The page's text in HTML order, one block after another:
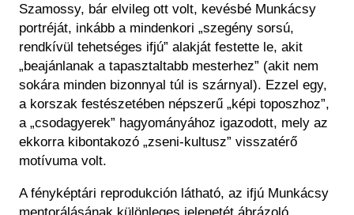
Szamossy, bár elvileg ott volt, kevésbé Munkácsy
portréját, inkább a mindenkori „szegény sorsú,
rendkívül tehetséges ifjú” alakját festette le, akit
„beajánlanak a tapasztaltabb mesterhez” (akit nem
sokára minden bizonnyal túl is szárnyal). Ezzel egy,
a korszak festészetében népszerű „képi toposzhoz”,
a „csodagyerek” hagyományához igazodott, mely az
ekkorra kibontakozó „zseni-kultusz” visszatérő
motívuma volt.
A fényképtári reprodukción látható, az ifjú Munkácsy